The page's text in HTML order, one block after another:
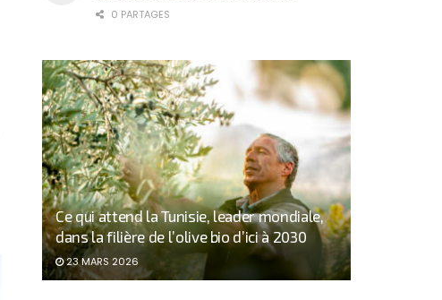
0 PARTAGES
Ce qui attend la Tunisie, leader mondiale,
dans la filière de l’olive bio d’ici à 2030
23 MARS 2026